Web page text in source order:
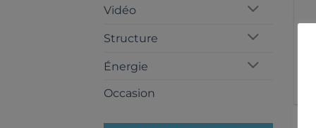
Vidéo
Structure
Énergie
Occasion